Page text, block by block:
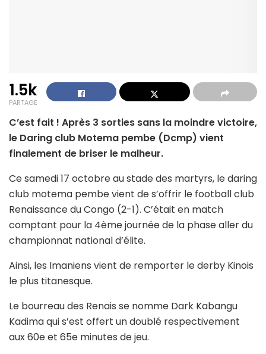
1.5k
PARTAGE
C’est fait ! Après 3 sorties sans la moindre victoire,
le Daring club Motema pembe (Dcmp) vient
finalement de briser le malheur.
Ce samedi 17 octobre au stade des martyrs, le daring
club motema pembe vient de s’offrir le football club
Renaissance du Congo (2-1). C’était en match
comptant pour la 4ème journée de la phase aller du
championnat national d’élite.
Ainsi, les Imaniens vient de remporter le derby Kinois
le plus titanesque.
Le bourreau des Renais se nomme Dark Kabangu
Kadima qui s’est offert un doublé respectivement
aux 60e et 65e minutes de jeu.